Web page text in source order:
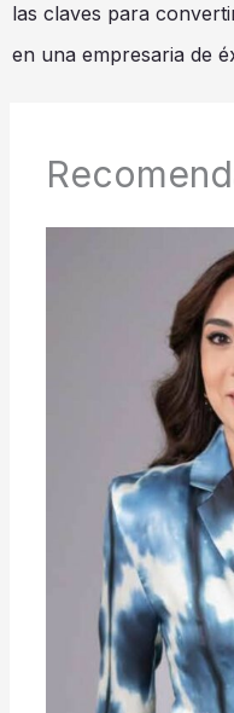
las claves para
en una empresaria de